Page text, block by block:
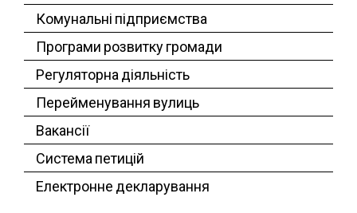
Комунальні підприємства
Програми розвитку громади
Регуляторна діяльність
Перейменування вулиць
Вакансії
Система петицій
Електронне декларування